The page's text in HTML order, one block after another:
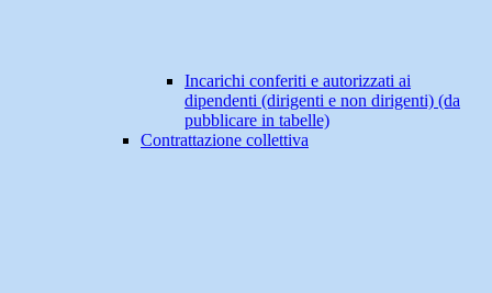
Incarichi conferiti e autorizzati ai
dipendenti (dirigenti e non dirigenti) (da
pubblicare in tabelle)
Contrattazione collettiva